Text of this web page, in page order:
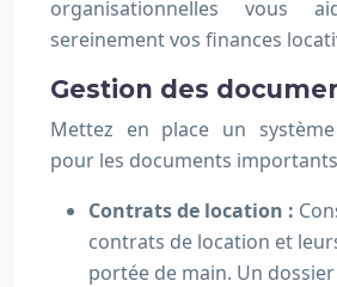
organisationnelles vous
sereinement vos finances
Gestion des
Mettez en place un
pour les documents
Contrats de location :
contrats de location et
portée de main. Un